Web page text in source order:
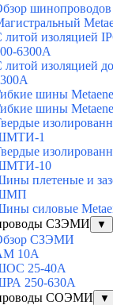
шинопроводов
литой изоляцией
6300A
литой изоляцией
шины
шины
1
10
плетеные и
силовые
СЗЭМИ
▼
СЗЭМИ
10А
25-40А
250-630А
СОЭМИ
▼